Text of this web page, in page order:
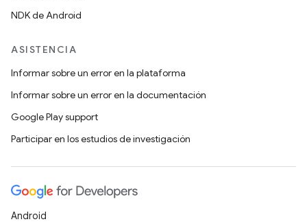
NDK de Android
ASISTENCIA
Informar sobre un error en la plataforma
Informar sobre un error en la documentación
Google Play support
Participar en los estudios de investigación
Android